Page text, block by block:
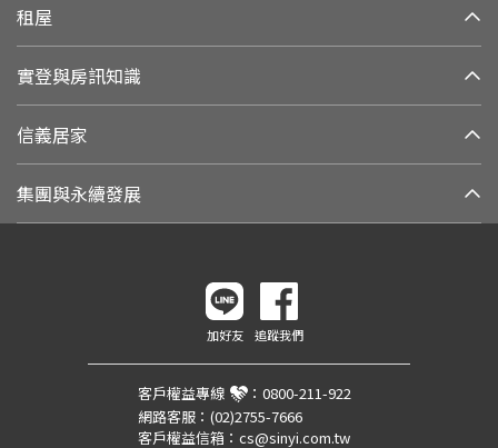
租屋
實登與房訊知識
信義居家
集團與永續發展
加好友 追蹤我們
客戶權益專線 ： 0800-211-922
網路客服： (02)2755-7666
客戶權益信箱： cs@sinyi.com.tw